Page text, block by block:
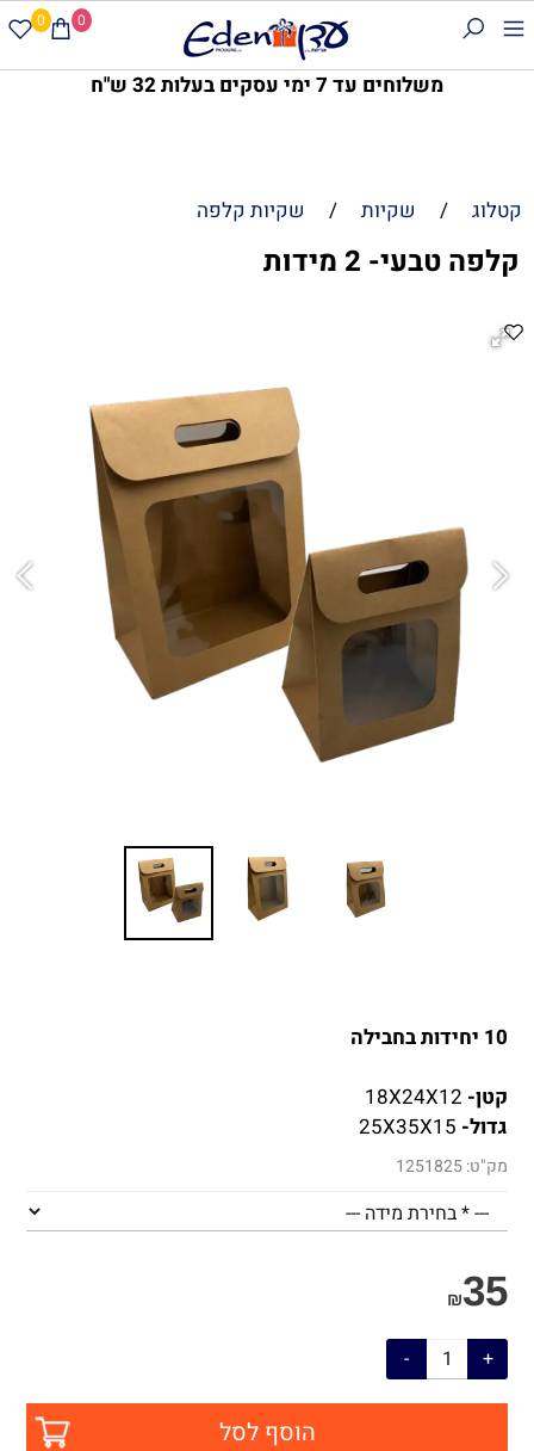
משלוחים עד 7 ימי עסקים בעלות 32 ש"ח
0 0
קטלוג / שקיות / שקיות קלפה
קלפה טבעי- 2 מידות
10 יחידות בחבילה
קטן- 18X24X12
גדול- 25X35X15
מק"ט:1251825
₪35
הוסף לסל